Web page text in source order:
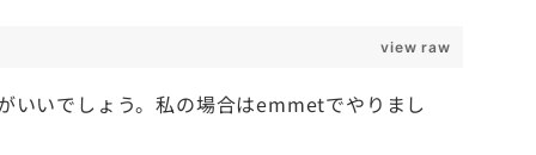
view raw
いいでしょう。私の場合はemmetでやりまし